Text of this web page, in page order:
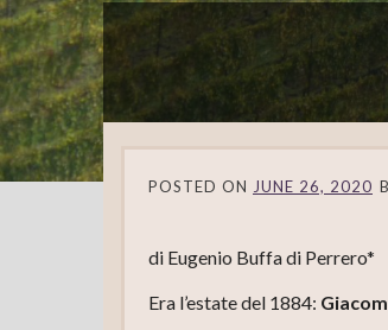
POSTED ON JUNE 26, 2020
di Eugenio Buffa di Perrero*
Era l’estate del 1884: